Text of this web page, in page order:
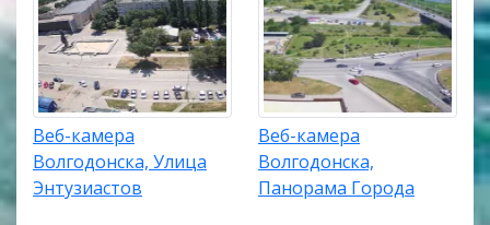
Веб-камера
Волгодонска, Улица
Энтузиастов
Веб-камера
Волгодонска,
Панорама Города